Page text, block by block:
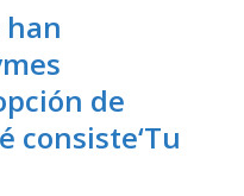
han
de
consiste‘Tu